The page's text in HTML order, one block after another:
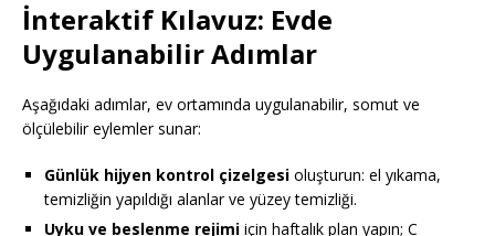
İnteraktif Kılavuz: Evde
Uygulanabilir Adımlar
Aşağıdaki adımlar, ev ortamında uygulanabilir, somut ve
ölçülebilir eylemler sunar:
Günlük hijyen kontrol çizelgesi oluşturun: el yıkama,
temizliğin yapıldığı alanlar ve yüzey temizliği.
Uyku ve beslenme rejimi için haftalık plan yapın; C